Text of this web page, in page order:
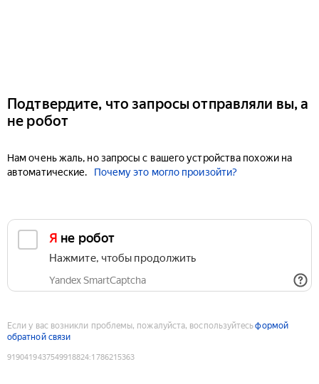
Подтвердите, что запросы отправляли вы, а
не робот
Нам очень жаль, но запросы с вашего устройства похожи на
автоматические.
Почему это могло произойти?
Я не робот
Нажмите, чтобы продолжить
Yandex SmartCaptcha
Если у вас возникли проблемы, пожалуйста, воспользуйтесьформой
обратной связи
9190419437549918824:1786215363